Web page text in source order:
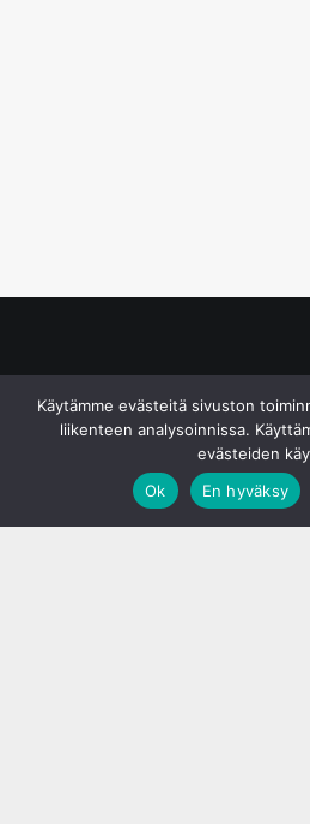
Käytämme evästeitä sivuston
liikenteen analysoinnissa.
evästeiden
Ok
En hyväksy